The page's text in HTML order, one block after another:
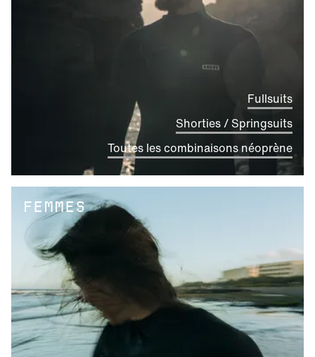
Fullsuits
Shorties / Springsuits
Toutes les combinaisons néoprène
FEMMES